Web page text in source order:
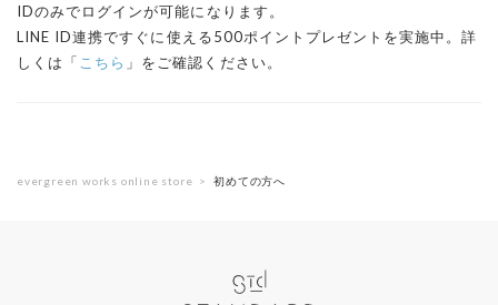
IDのみでログインが可能になります。
LINE ID連携ですぐに使える500ポイントプレゼントを実施中。詳
しくは「 こちら 」をご確認ください。
evergreen works online store 初めての方へ